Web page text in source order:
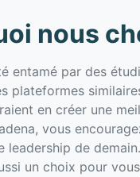
nous
entamé par des
plateformes
en créer une
vous
leadership de
un choix pour